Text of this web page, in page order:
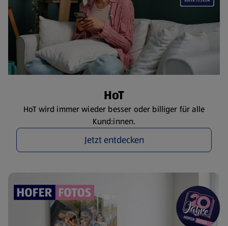
HoT
HoT wird immer wieder besser oder billiger für alle
Kund:innen.
Jetzt entdecken